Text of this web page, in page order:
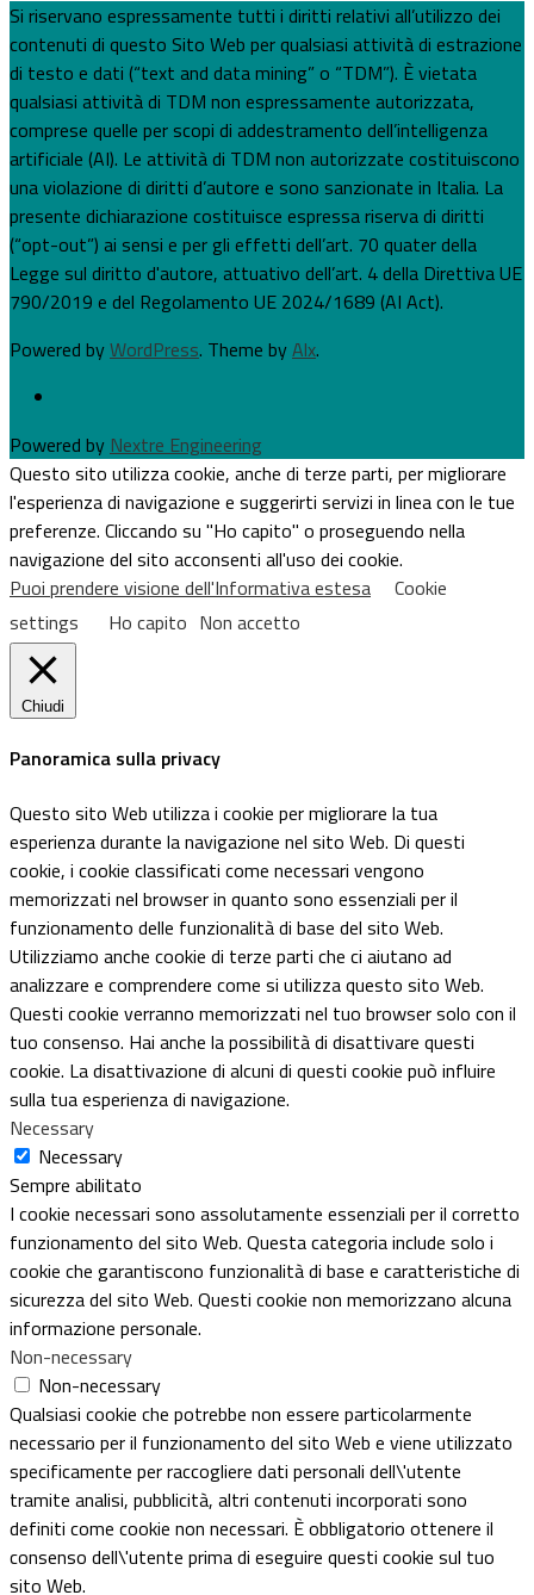
Si riservano espressamente tutti i diritti relativi all’utilizzo dei
contenuti di questo Sito Web per qualsiasi attività di estrazione
di testo e dati (“text and data mining” o “TDM”). È vietata
qualsiasi attività di TDM non espressamente autorizzata,
comprese quelle per scopi di addestramento dell’intelligenza
artificiale (AI). Le attività di TDM non autorizzate costituiscono
una violazione di diritti d’autore e sono sanzionate in Italia. La
presente dichiarazione costituisce espressa riserva di diritti
(“opt-out”) ai sensi e per gli effetti dell’art. 70 quater della
Legge sul diritto d'autore, attuativo dell’art. 4 della Direttiva UE
790/2019 e del Regolamento UE 2024/1689 (AI Act).
Powered byWordPress. Theme byAlx.
Powered by Nextre Engineering
Questo sito utilizza cookie, anche di terze parti, per migliorare
l'esperienza di navigazione e suggerirti servizi in linea con le tue
preferenze. Cliccando su "Ho capito" o proseguendo nella
navigazione del sito acconsenti all'uso dei cookie.
Puoi prendere visione dell'Informativa estesa
Cookie
settings
Ho capito Non accetto
Chiudi
Panoramica sulla privacy
Questo sito Web utilizza i cookie per migliorare la tua
esperienza durante la navigazione nel sito Web. Di questi
cookie, i cookie classificati come necessari vengono
memorizzati nel browser in quanto sono essenziali per il
funzionamento delle funzionalità di base del sito Web.
Utilizziamo anche cookie di terze parti che ci aiutano ad
analizzare e comprendere come si utilizza questo sito Web.
Questi cookie verranno memorizzati nel tuo browser solo con il
tuo consenso. Hai anche la possibilità di disattivare questi
cookie. La disattivazione di alcuni di questi cookie può influire
sulla tua esperienza di navigazione.
Necessary
Necessary
Sempre abilitato
I cookie necessari sono assolutamente essenziali per il corretto
funzionamento del sito Web. Questa categoria include solo i
cookie che garantiscono funzionalità di base e caratteristiche di
sicurezza del sito Web. Questi cookie non memorizzano alcuna
informazione personale.
Non-necessary
Non-necessary
Qualsiasi cookie che potrebbe non essere particolarmente
necessario per il funzionamento del sito Web e viene utilizzato
specificamente per raccogliere dati personali dell\'utente
tramite analisi, pubblicità, altri contenuti incorporati sono
definiti come cookie non necessari. È obbligatorio ottenere il
consenso dell\'utente prima di eseguire questi cookie sul tuo
sito Web.